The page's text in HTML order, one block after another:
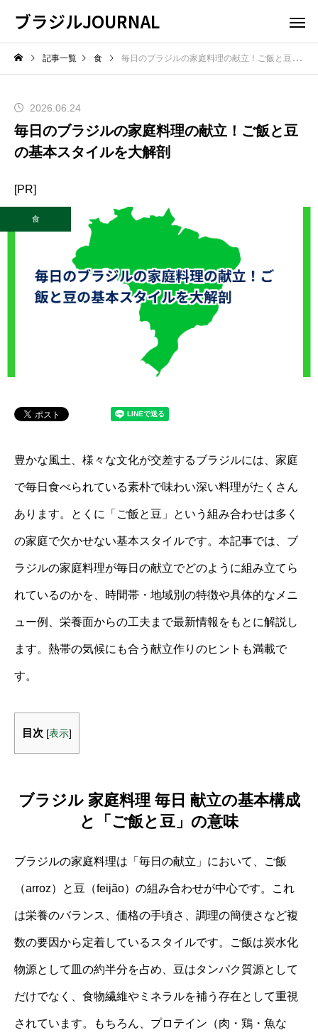
ブラジルJOURNAL
記事一覧 食 毎日のブラジルの家庭料理の献立！ご飯と豆の基本スタイルを大解剖
2026.06.24
毎日のブラジルの家庭料理の献立！ご飯と豆
の基本スタイルを大解剖
[PR]
食
豊かな風土、様々な文化が交差するブラジルには、家庭
で毎日食べられている素朴で味わい深い料理がたくさん
あります。とくに「ご飯と豆」という組み合わせは多く
の家庭で欠かせない基本スタイルです。本記事では、ブ
ラジルの家庭料理が毎日の献立でどのように組み立てら
れているのかを、時間帯・地域別の特徴や具体的なメニ
ュー例、栄養面からの工夫まで最新情報をもとに解説し
ます。熱帯の気候にも合う献立作りのヒントも満載で
す。
目次 [表示]
ブラジル 家庭料理 毎日 献立の基本構成
と「ご飯と豆」の意味
ブラジルの家庭料理は「毎日の献立」において、ご飯
（arroz）と豆（feijão）の組み合わせが中心です。これ
は栄養のバランス、価格の手頃さ、調理の簡便さなど複
数の要因から定着しているスタイルです。ご飯は炭水化
物源として皿の約半分を占め、豆はタンパク質源として
だけでなく、食物繊維やミネラルを補う存在として重視
されています。もちろん、プロテイン（肉・鶏・魚な